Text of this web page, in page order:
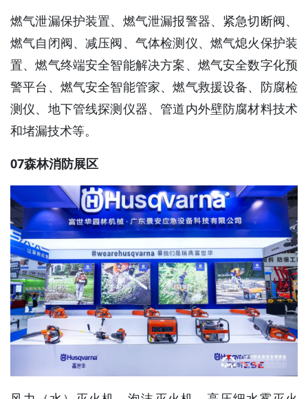
燃气泄漏保护装置、燃气泄漏报警器、紧急切断阀、
燃气自闭阀、减压阀、气体检测仪、燃气熄火保护装
置、燃气终端安全智能解决方案、燃气安全数字化预
警平台、燃气安全智能管家、燃气救援设备、防腐检
测仪、地下管线探测仪器、管道内外壁防腐材料技术
和堵漏技术等。
07森林消防展区